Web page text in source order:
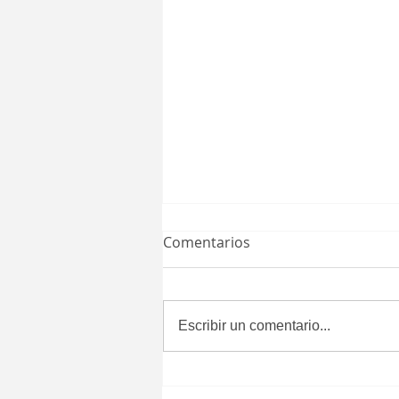
Comentarios
Escribir un comentario...